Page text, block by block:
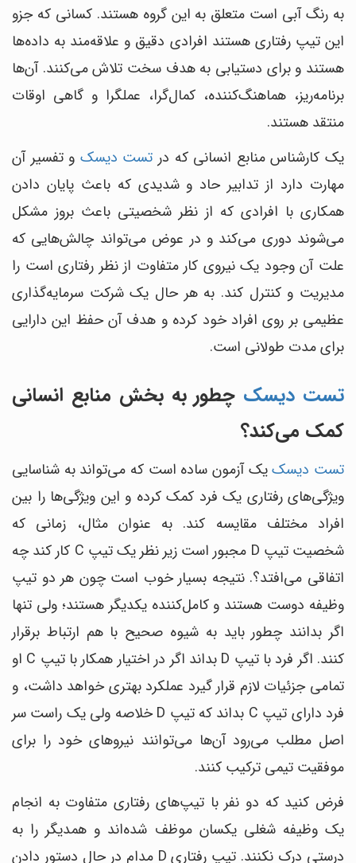
به رنگ آبی است متعلق به این گروه هستند. کسانی که جزو
این تیپ رفتاری هستند افرادی دقیق و علاقه‌مند به داده‌ها
هستند و برای دستیابی به هدف سخت تلاش می‌کنند. آن‌ها
برنامه‌ریز، هماهنگ‌کننده، کمال‌گرا، عملگرا و گاهی اوقات
منتقد هستند.
یک کارشناس منابع انسانی که در تست دیسک و تفسیر آن
مهارت دارد از تدابیر حاد و شدیدی که باعث پایان دادن
همکاری با افرادی که از نظر شخصیتی باعث بروز مشکل
می‌شوند دوری می‌کند و در عوض می‌تواند چالش‌هایی که
علت آن وجود یک نیروی کار متفاوت از نظر رفتاری است را
مدیریت و کنترل کند. به هر حال یک شرکت سرمایه‌گذاری
عظیمی بر روی افراد خود کرده و هدف آن حفظ این دارایی
برای مدت طولانی است.
تست دیسک چطور به بخش منابع انسانی
کمک می‌کند؟
تست دیسکیک آزمون ساده است که می‌تواند به شناسایی
ویژگی‌های رفتاری یک فرد کمک کرده و این ویژگی‌ها را بین
افراد مختلف مقایسه کند. به عنوان مثال، زمانی که
شخصیت تیپ D مجبور است زیر نظر یک تیپ C کار کند چه
اتفاقی می‌افتد؟. نتیجه بسیار خوب است چون هر دو تیپ
وظیفه دوست هستند و کامل‌کننده یکدیگر هستند؛ ولی تنها
اگر بدانند چطور باید به شیوه صحیح با هم ارتباط برقرار
کنند. اگر فرد با تیپ D بداند اگر در اختیار همکار با تیپ C او
تمامی جزئیات لازم قرار گیرد عملکرد بهتری خواهد داشت، و
فرد دارای تیپ C بداند که تیپ D خلاصه ولی یک راست سر
اصل مطلب می‌رود آن‌ها می‌توانند نیروهای خود را برای
موفقیت تیمی ترکیب کنند.
فرض کنید که دو نفر با تیپ‌های رفتاری متفاوت به انجام
یک وظیفه شغلی یکسان موظف شده‌اند و همدیگر را به
درستی درک نکنند. تیپ رفتاری D مدام در حال دستور دادن